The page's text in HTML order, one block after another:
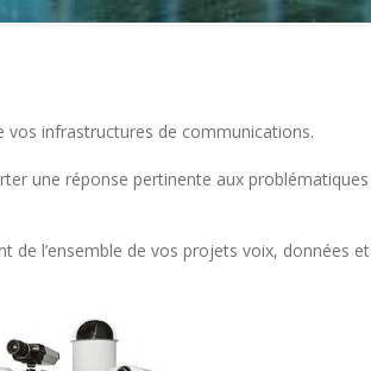
vos infrastructures de communications.
une réponse pertinente aux problématiques
de l’ensemble de vos projets voix, données et